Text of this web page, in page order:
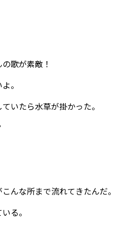
歌が素敵！
。
いたら水草が掛かった。
んな所まで流れてきたんだ。
る。